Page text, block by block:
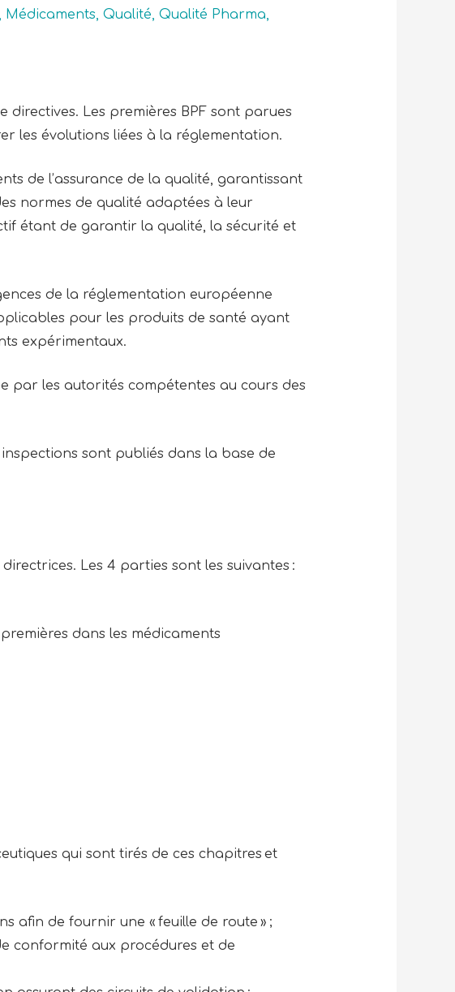
, Médicaments, Qualité, Qualité Pharma,
Les premières BPF sont parues
les évolutions liées à la réglementation.
de l’assurance de la qualité, garantissant
normes de qualité adaptées à leur
étant de garantir la qualité, la sécurité et
de la réglementation européenne
pour les produits de santé ayant
expérimentaux.
par les autorités compétentes au cours des
inspections sont publiés dans la base de
Les 4 parties sont les suivantes :
dans les médicaments
qui sont tirés de ces chapitres et
afin de fournir une « feuille de route » ;
conformité aux procédures et de